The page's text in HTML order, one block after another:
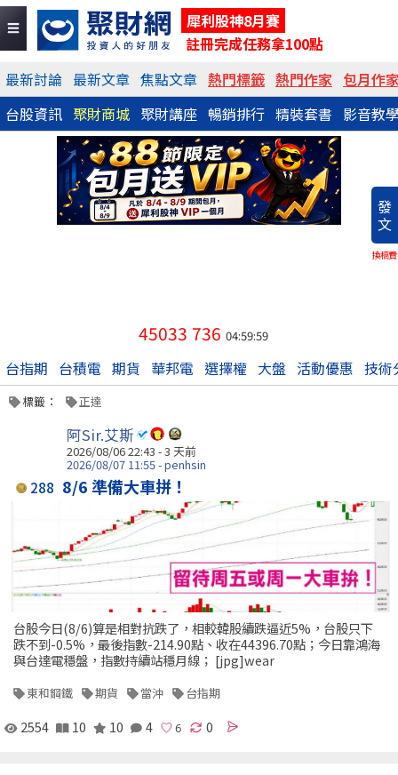
犀利股神8月賽
註冊完成任務拿100點
最新討論 最新文章 焦點文章 熱門標籤 熱門作家 包月作
台股資訊 聚財商城 聚財講座 暢銷排行 精裝套書 影音教
發
文
換稿費
45033 736 04:59:59
台指期 台積電 期貨 華邦電 選擇權 大盤 活動優惠 技術
標籤： 正達
阿Sir.艾斯
2026/08/06 22:43 - 3 天前
2026/08/07 11:55 - penhsin
288 8/6 準備大車拼！
台股今日(8/6)算是相對抗跌了，相較韓股續跌逼近5%，台股只下
跌不到-0.5%，最後指數-214.90點、收在44396.70點；今日靠鴻海
與台達電穩盤，指數持續站穩月線； [jpg]wear
東和鋼鐵 期貨 當沖 台指期
2554 10 10 4 0